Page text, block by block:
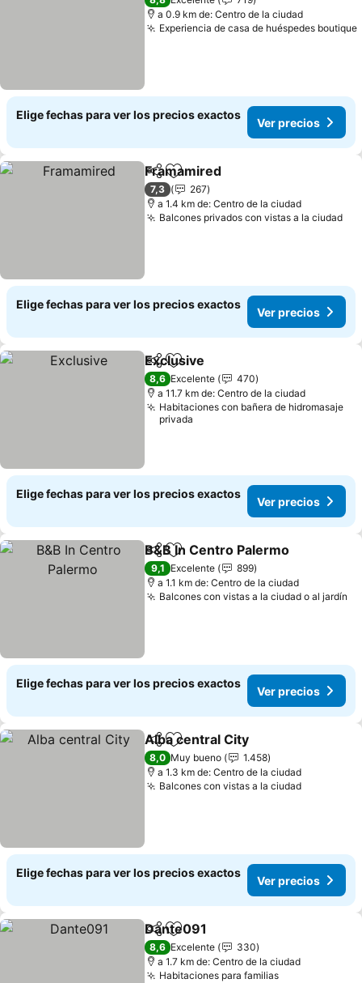
a 0.9 km de: Centro de la ciudad
Experiencia de casa de huéspedes boutique
Elige fechas para ver los precios exactos
Ver precios
CompartirAgregar a favoritos
Framamired
7,3
267
a 1.4 km de: Centro de la ciudad
Balcones privados con vistas a la ciudad
Elige fechas para ver los precios exactos
Ver precios
CompartirAgregar a favoritos
Exclusive
8,6 Excelente
470
a 11.7 km de: Centro de la ciudad
Habitaciones con bañera de hidromasaje
privada
Elige fechas para ver los precios exactos
Ver precios
CompartirAgregar a favoritos
B&B In Centro Palermo
9,1 Excelente
899
a 1.1 km de: Centro de la ciudad
Balcones con vistas a la ciudad o al jardín
Elige fechas para ver los precios exactos
Ver precios
CompartirAgregar a favoritos
Alba central City
8,0 Muy bueno
1.458
a 1.3 km de: Centro de la ciudad
Balcones con vistas a la ciudad
Elige fechas para ver los precios exactos
Ver precios
CompartirAgregar a favoritos
Dante091
8,6 Excelente
330
a 1.7 km de: Centro de la ciudad
Habitaciones para familias